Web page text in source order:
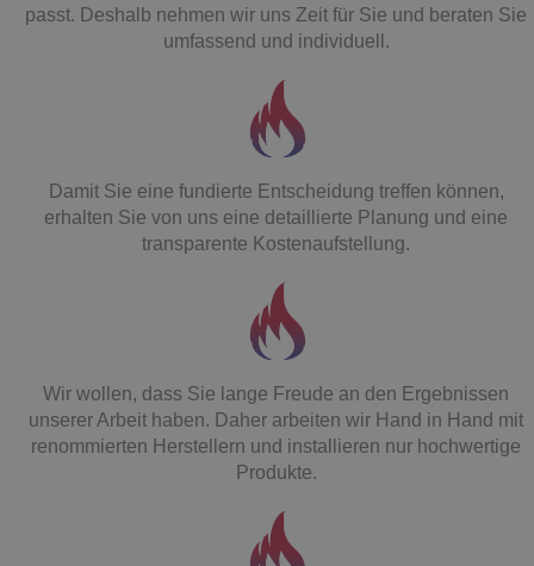
passt. Deshalb nehmen wir uns Zeit für Sie und beraten Sie
umfassend und individuell.
Damit Sie eine fundierte Entscheidung treffen können,
erhalten Sie von uns eine detaillierte Planung und eine
transparente Kostenaufstellung.
Wir wollen, dass Sie lange Freude an den Ergebnissen
unserer Arbeit haben. Daher arbeiten wir Hand in Hand mit
renommierten Herstellern und installieren nur hochwertige
Produkte.